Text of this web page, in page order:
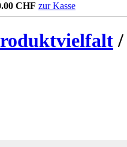
CHF zur Kasse
/